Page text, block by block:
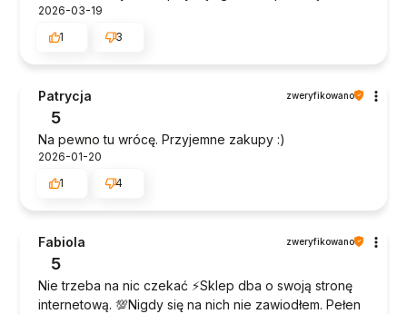
2026-03-19
1
3
Patrycja zweryfikowano
5
Na pewno tu wrócę. Przyjemne zakupy :)
2026-01-20
1
4
Fabiola zweryfikowano
5
Nie trzeba na nic czekać ⚡Sklep dba o swoją stronę
internetową. 💯Nigdy się na nich nie zawiodłem. Pełen